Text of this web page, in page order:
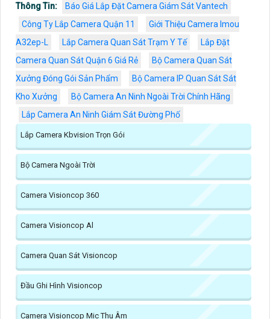
Thông Tin:
Báo Giá Lắp Đặt Camera Giám Sát Vantech
Công Ty Lắp Camera Quận 11
Giới Thiệu Camera Imou
A32ep-L
Lắp Camera Quan Sát Trạm Y Tế
Lắp Đặt
Camera Quan Sát Quận 6 Giá Rẻ
Bộ Camera Quan Sát
Xưởng Đóng Gói Sản Phẩm
Bộ Camera IP Quan Sát Sát
Kho Xưởng
Bộ Camera An Ninh Ngoài Trời Chính Hãng
Lắp Camera An Ninh Giám Sát Đường Phố
Lắp Camera Kbvision Trọn Gói
Bộ Camera Ngoài Trời
Camera Visioncop 360
Camera Visioncop Al
Camera Quan Sát Visioncop
Đầu Ghi Hình Visioncop
Camera Visioncop Mic Thu Âm